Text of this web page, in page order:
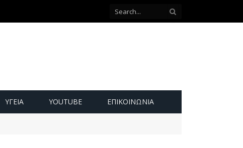
ΥΓΕΙΑ YOUTUBE ΕΠΙΚΟΙΝΩΝΊΑ